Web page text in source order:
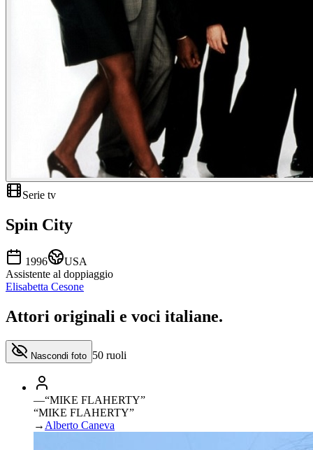
Serie tv
Spin City
1996
USA
Assistente al doppiaggio
Elisabetta Cesone
Attori originali e voci italiane.
Nascondi foto 50 ruoli
—“MIKE FLAHERTY”
“MIKE FLAHERTY”
→ Alberto Caneva